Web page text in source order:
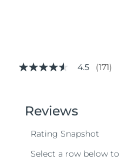
4.5
stars,
average
value.
171
4.5 (171)